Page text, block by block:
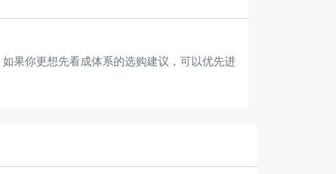
果你更想先看成体系的选购建议，可以优先进